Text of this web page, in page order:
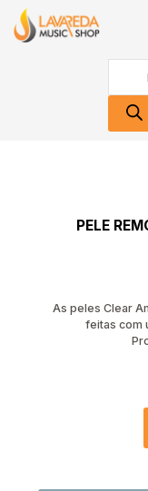
content
search
PELE
As peles Clear
feitas com